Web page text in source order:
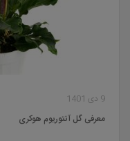
9 دی 1401
معرفی گل آنتوریوم هوکری